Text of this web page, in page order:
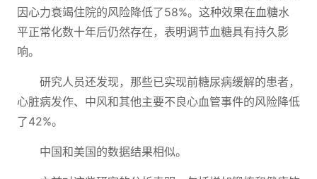
因心力衰竭住院的风险降低了58%。这种效果在血糖水
平正常化数十年后仍然存在，表明调节血糖具有持久影
响。
研究人员还发现，那些已实现前糖尿病缓解的患者，
心脏病发作、中风和其他主要不良心血管事件的风险降低
了42%。
中国和美国的数据结果相似。